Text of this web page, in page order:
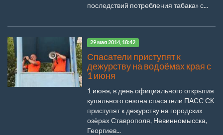
последствий потребления табака» с...
29 мая 2014, 18:42
Спасатели приступят к
дежурству на водоёмах края с
1 июня
1 июня, в день официального открытия
купального сезона спасатели ПАСС СК
приступят к дежурству на городских
озёрах Ставрополя, Невинномысска,
Георгиев...